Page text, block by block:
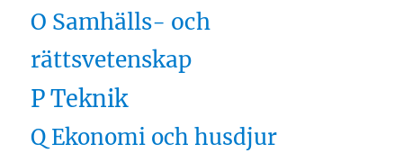
O Samhälls- och
rättsvetenskap
P Teknik
Q Ekonomi och husdjur